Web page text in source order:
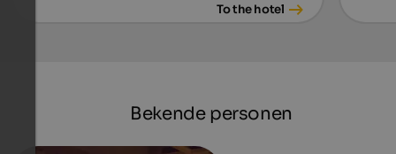
To the hotel
Bekende personen